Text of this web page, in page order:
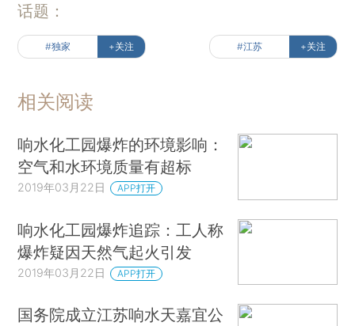
话题：
#独家 +关注 #江苏 +关注
相关阅读
响水化工园爆炸的环境影响：
空气和水环境质量有超标
2019年03月22日 APP打开
响水化工园爆炸追踪：工人称
爆炸疑因天然气起火引发
2019年03月22日 APP打开
国务院成立江苏响水天嘉宜公